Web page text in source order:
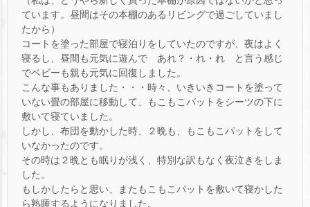
ています。昼間はその本棚のあるリビングで過ごしていまし
たから）
コートを塗った部屋で寝泊りをしていたのですが、夜はよく
寝るし、昼間も元気に遊んで あれ？・れ・れ と言う感じ
でベビーも親も元気に回復しました。
こんな事もありました・・・時々、いきいきコートを塗って
いない畳の部屋に移動して、もこもこパットをシーツの下に
敷いて寝ていました。
しかし、布団を動かした時、２晩も、もこもこパットをして
いなかったのです。
その時は２晩とも眠りが浅く、特別な訳もなく夜泣きをしま
した。
もしかしたらと思い、またもこもこパットを敷いて寝かした
ら熟睡するようになりました。